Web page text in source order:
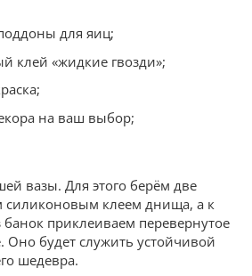
для яиц;
клей «жидкие гвозди»;
на ваш выбор;
вазы. Для этого берём две
силиконовым клеем днища, а к
приклеиваем перевернутое
будет служить устойчивой
шедевра.